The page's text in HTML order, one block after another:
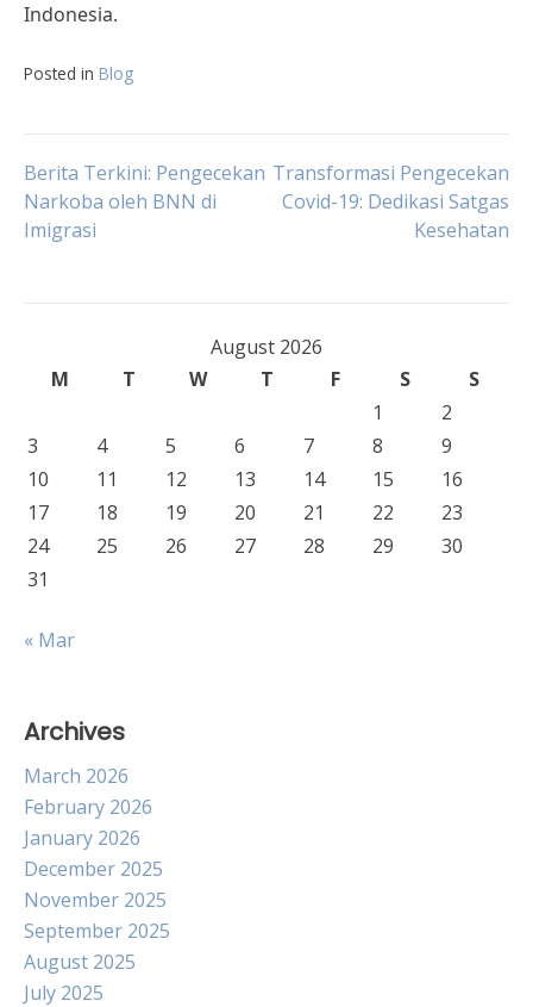
Indonesia.
Posted in Blog
Post
navigation
Berita Terkini: Pengecekan
Narkoba oleh BNN di
Imigrasi
Transformasi Pengecekan
Covid-19: Dedikasi Satgas
Kesehatan
August 2026
M
T W T F S
S
1
2
3
4 5 6 7 8
9
10
11 12 13 14 15
16
17
18 19 20 21 22
23
24
25 26 27 28 29
30
31
« Mar
Archives
March 2026
February 2026
January 2026
December 2025
November 2025
September 2025
August 2025
July 2025